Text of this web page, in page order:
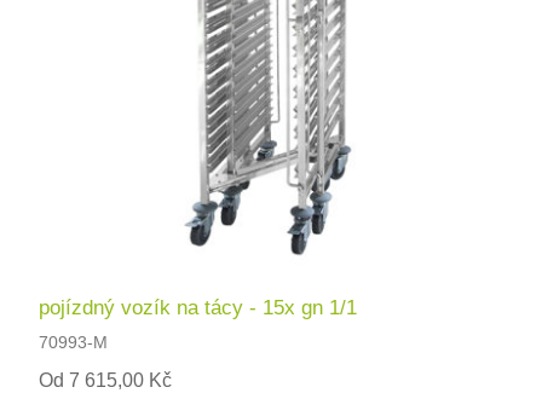
pojízdný vozík na tácy - 15x gn 1/1
70993-M
Od 7 615,00 Kč